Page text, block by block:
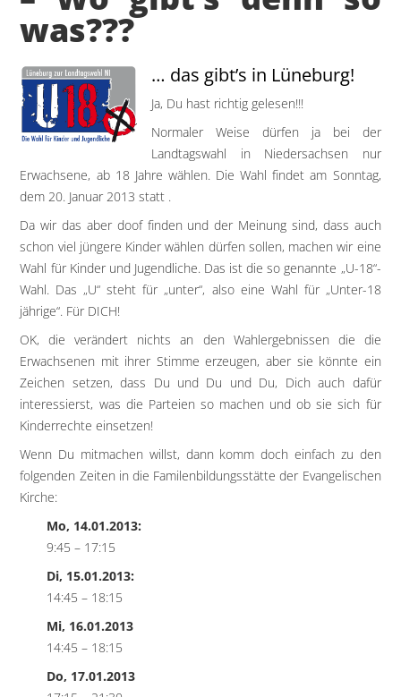
was???
… das gibt’s in Lüneburg!
Ja, Du hast richtig gelesen!!!
Normaler Weise dürfen ja bei der
Landtagswahl in Niedersachsen nur
Erwachsene, ab 18 Jahre wählen. Die Wahl findet am Sonntag,
dem 20. Januar 2013 statt .
Da wir das aber doof finden und der Meinung sind, dass auch
schon viel jüngere Kinder wählen dürfen sollen, machen wir eine
Wahl für Kinder und Jugendliche. Das ist die so genannte „U-18“-
Wahl. Das „U“ steht für „unter“, also eine Wahl für „Unter-18
jährige“. Für DICH!
OK, die verändert nichts an den Wahlergebnissen die die
Erwachsenen mit ihrer Stimme erzeugen, aber sie könnte ein
Zeichen setzen, dass Du und Du und Du, Dich auch dafür
interessierst, was die Parteien so machen und ob sie sich für
Kinderrechte einsetzen!
Wenn Du mitmachen willst, dann komm doch einfach zu den
folgenden Zeiten in die Familenbildungsstätte der Evangelischen
Kirche:
Mo, 14.01.2013:
9:45 – 17:15
Di, 15.01.2013:
14:45 – 18:15
Mi, 16.01.2013
14:45 – 18:15
Do, 17.01.2013